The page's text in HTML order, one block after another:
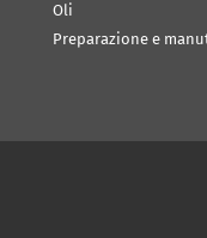
Oli
Preparazione e